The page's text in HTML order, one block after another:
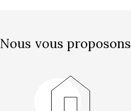
Nous vous proposons